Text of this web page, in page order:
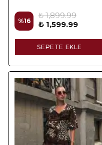
%16
₺ 1,899.99
₺ 1,599.99
SEPETE EKLE